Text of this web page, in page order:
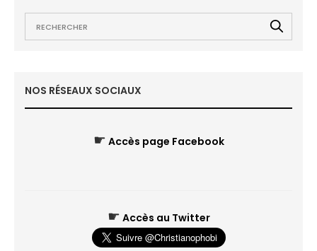
NOS RÉSEAUX SOCIAUX
☛ Accès page Facebook
☛ Accès au Twitter